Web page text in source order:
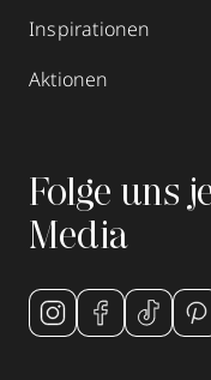
Inspirationen
Aktionen
Folge uns
Media